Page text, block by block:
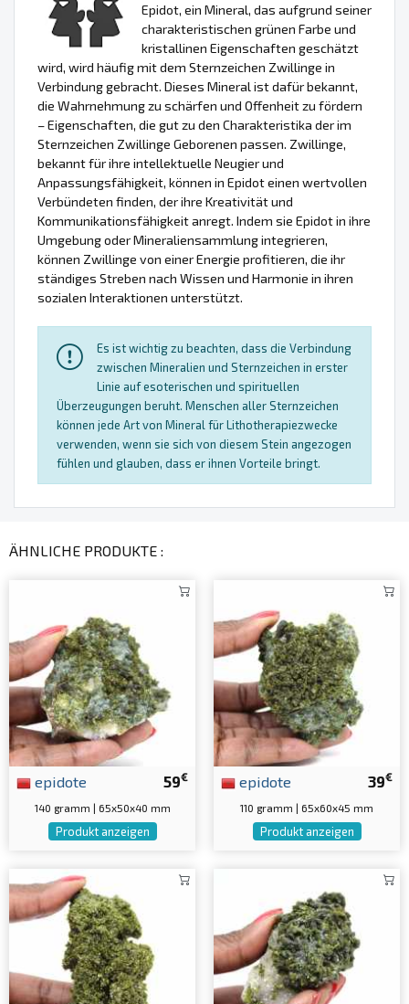
Epidot, ein Mineral, das aufgrund seiner
charakteristischen grünen Farbe und
kristallinen Eigenschaften geschätzt
wird, wird häufig mit dem Sternzeichen Zwillinge in
Verbindung gebracht. Dieses Mineral ist dafür bekannt,
die Wahrnehmung zu schärfen und Offenheit zu fördern
– Eigenschaften, die gut zu den Charakteristika der im
Sternzeichen Zwillinge Geborenen passen. Zwillinge,
bekannt für ihre intellektuelle Neugier und
Anpassungsfähigkeit, können in Epidot einen wertvollen
Verbündeten finden, der ihre Kreativität und
Kommunikationsfähigkeit anregt. Indem sie Epidot in ihre
Umgebung oder Mineraliensammlung integrieren,
können Zwillinge von einer Energie profitieren, die ihr
ständiges Streben nach Wissen und Harmonie in ihren
sozialen Interaktionen unterstützt.
Es ist wichtig zu beachten, dass die Verbindung
zwischen Mineralien und Sternzeichen in erster
Linie auf esoterischen und spirituellen
Überzeugungen beruht. Menschen aller Sternzeichen
können jede Art von Mineral für Lithotherapiezwecke
verwenden, wenn sie sich von diesem Stein angezogen
fühlen und glauben, dass er ihnen Vorteile bringt.
ÄHNLICHE PRODUKTE :
59€
epidote
140 gramm | 65x50x40 mm
Produkt anzeigen
39€
epidote
110 gramm | 65x60x45 mm
Produkt anzeigen